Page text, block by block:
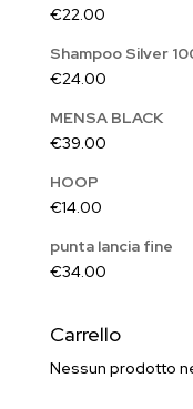
€22.00
Shampoo Silver
€24.00
MENSA BLACK
€39.00
HOOP
€14.00
punta lancia fine
€34.00
Carrello
Nessun prodotto